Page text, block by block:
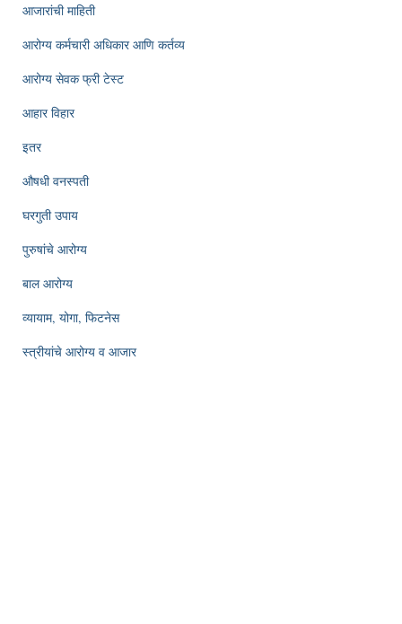
आजारांची माहिती
आरोग्य कर्मचारी अधिकार आणि कर्तव्य
आरोग्य सेवक फ्री टेस्ट
आहार विहार
इतर
औषधी वनस्पती
घरगुती उपाय
पुरुषांचे आरोग्य
बाल आरोग्य
व्यायाम, योगा, फिटनेस
स्त्रीयांचे आरोग्य व आजार